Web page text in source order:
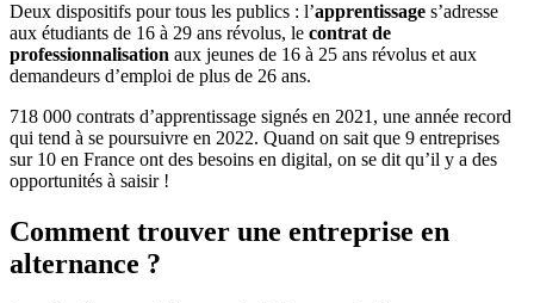
Deux dispositifs pour tous les publics : l’apprentissage s’adresse
aux étudiants de 16 à 29 ans révolus, le contrat de
professionnalisation aux jeunes de 16 à 25 ans révolus et aux
demandeurs d’emploi de plus de 26 ans.
718 000 contrats d’apprentissage signés en 2021, une année record
qui tend à se poursuivre en 2022. Quand on sait que 9 entreprises
sur 10 en France ont des besoins en digital, on se dit qu’il y a des
opportunités à saisir !
Comment trouver une entreprise en
alternance ?